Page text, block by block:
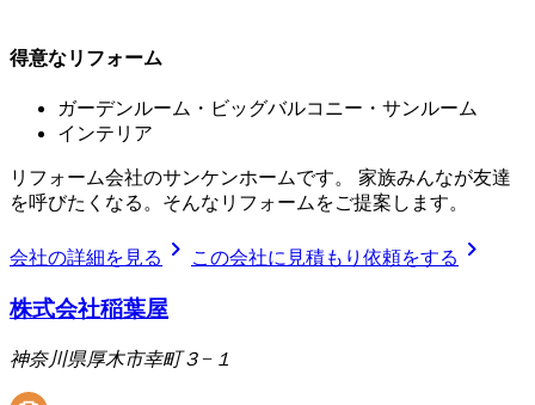
得意なリフォーム
ガーデンルーム・ビッグバルコニー・サンルーム
インテリア
リフォーム会社のサンケンホームです。 家族みんなが友達
を呼びたくなる。そんなリフォームをご提案します。
会社の詳細を見る chevron_right この会社に見積もり依頼をする chevron_right
株式会社稲葉屋
神奈川県厚木市幸町３−１